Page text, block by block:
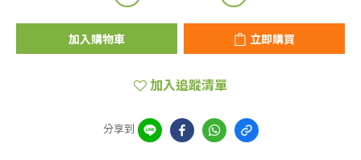
加入購物車 立即購買
加入追蹤清單
分享到